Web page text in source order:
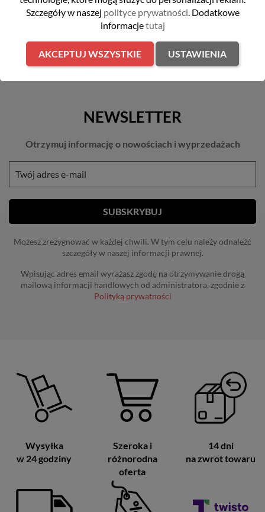
NEWSLETTER
Otrzymuj informację o nowościach i wyprzedażach
Możesz zrezygnować w każdej chwili. W tym celu należy odnaleźć
szczegóły w naszej informacji prawnej.
Wpisując adres email wyrażasz zgodę na otrzymywanie drogą
mailową informacji handlowych od administratora, zgodnie z
Polityką prywatności
Wysyłka
w 24 godziny
Szeroka i
różnorodna
oferta
14 dni
na zwrot towaru
Szczegóły w naszej polityce prywatności . Dodatkowe
informacjetutaj
AKCEPTUJ WSZYSTKIE USTAWIENIA